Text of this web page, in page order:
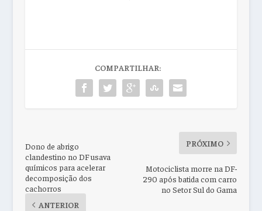
COMPARTILHAR:
Dono de abrigo
clandestino no DF usava
químicos para acelerar
decomposição dos
cachorros
ANTERIOR
PRÓXIMO
Motociclista morre na DF-
290 após batida com carro
no Setor Sul do Gama